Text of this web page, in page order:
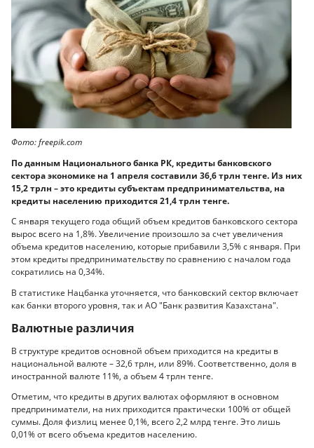
Фото: freepik.com
По данным Национального банка РК, кредиты банковского
сектора экономике на 1 апреля составили 36,6 трлн тенге. Из них
15,2 трлн – это кредиты субъектам предпринимательства, на
кредиты населению приходится 21,4 трлн тенге.
С января текущего года общий объем кредитов банковского сектора
вырос всего на 1,8%. Увеличение произошло за счет увеличения
объема кредитов населению, которые прибавили 3,5% с января. При
этом кредиты предпринимательству по сравнению с началом года
сократились на 0,34%.
В статистике Нацбанка уточняется, что банковский сектор включает
как банки второго уровня, так и АО "Банк развития Казахстана".
Валютные различия
В структуре кредитов основной объем приходится на кредиты в
национальной валюте – 32,6 трлн, или 89%. Соответственно, доля в
иностранной валюте 11%, а объем 4 трлн тенге.
Отметим, что кредиты в других валютах оформляют в основном
предприниматели, на них приходится практически 100% от общей
суммы. Доля физлиц менее 0,1%, всего 2,2 млрд тенге. Это лишь
0,01% от всего объема кредитов населению.